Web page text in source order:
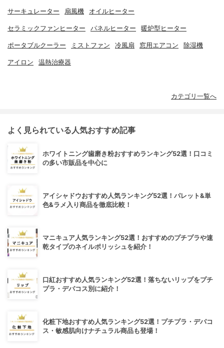
サーキュレーター 扇風機 オイルヒーター
セラミックファンヒーター パネルヒーター 暖炉型ヒーター
ポータブルクーラー ミストファン 冷風扇 窓用エアコン 除湿機
アイロン 温熱治療器
カテゴリ一覧へ
よく見られている人気おすすめ記事
ホワイトニング歯磨き粉おすすめランキング52選！口コミ
の多い市販品を中心に
アイシャドウおすすめ人気ランキング52選！パレット&単
色&ラメ入り商品を徹底比較！
マニキュア人気ランキング52選！おすすめのプチプラや速
乾タイプのネイルポリッシュを紹介！
口紅おすすめ人気ランキング52選！落ちないリップをプチ
プラ・デパコス別に紹介！
化粧下地おすすめ人気ランキング52選！プチプラ・デパコ
ス・敏感肌向けナチュラル商品も登場！